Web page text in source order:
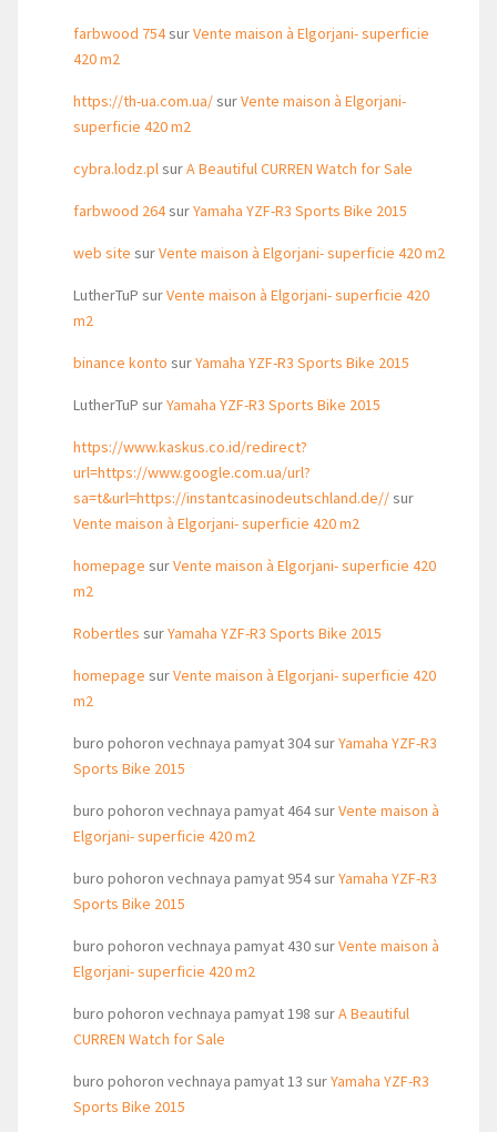
farbwood 754surVente maison à Elgorjani- superficie
420 m2
https://th-ua.com.ua/surVente maison à Elgorjani-
superficie 420 m2
cybra.lodz.plsurA Beautiful CURREN Watch for Sale
farbwood 264surYamaha YZF-R3 Sports Bike 2015
web site surVente maison à Elgorjani- superficie 420 m2
LutherTuP surVente maison à Elgorjani- superficie 420
m2
binance konto surYamaha YZF-R3 Sports Bike 2015
LutherTuP surYamaha YZF-R3 Sports Bike 2015
https://www.kaskus.co.id/redirect?
url=https://www.google.com.ua/url?
sa=t&url=https://instantcasinodeutschland.de//sur
Vente maison à Elgorjani- superficie 420 m2
homepage surVente maison à Elgorjani- superficie 420
m2
Robertles surYamaha YZF-R3 Sports Bike 2015
homepage surVente maison à Elgorjani- superficie 420
m2
buro pohoron vechnaya pamyat 304surYamaha YZF-R3
Sports Bike 2015
buro pohoron vechnaya pamyat 464surVente maison à
Elgorjani- superficie 420 m2
buro pohoron vechnaya pamyat 954surYamaha YZF-R3
Sports Bike 2015
buro pohoron vechnaya pamyat 430surVente maison à
Elgorjani- superficie 420 m2
buro pohoron vechnaya pamyat 198 surA Beautiful
CURREN Watch for Sale
buro pohoron vechnaya pamyat 13 surYamaha YZF-R3
Sports Bike 2015